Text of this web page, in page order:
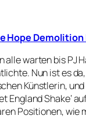
Hope
alle warten bis PJ
Nun ist es
Künstlerin,
England Shake‘
Positionen, wie